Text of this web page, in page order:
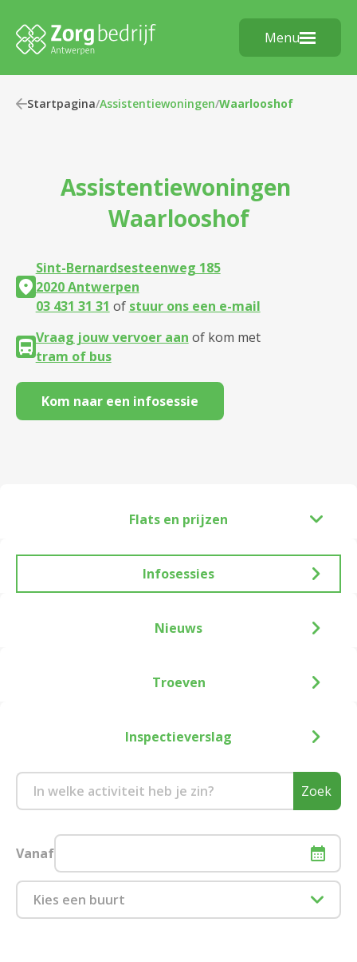
Menu
Startpagina/Assistentiewoningen/Waarlooshof
Assistentiewoningen
Waarlooshof
Sint-Bernardsesteenweg 185
2020 Antwerpen
03 431 31 31 of stuur ons een e-mail
Vraag jouw vervoer aan of kom met
tram of bus
Kom naar een infosessie
Flats en prijzen
Infosessies
Zoek
Vanaf
Kies een buurt
Nieuws
Troeven
Inspectieverslag